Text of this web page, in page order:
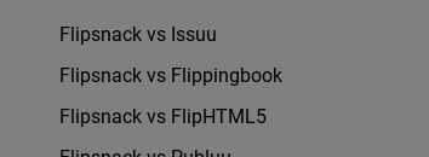
Flipsnack vs Issuu
Flipsnack vs Flippingbook
Flipsnack vs FlipHTML5